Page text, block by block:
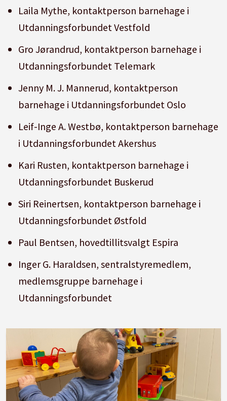
Laila Mythe, kontaktperson barnehage i
Utdanningsforbundet Vestfold
Gro Jørandrud, kontaktperson barnehage i
Utdanningsforbundet Telemark
Jenny M. J. Mannerud, kontaktperson
barnehage i Utdanningsforbundet Oslo
Leif-Inge A. Westbø, kontaktperson barnehage
i Utdanningsforbundet Akershus
Kari Rusten, kontaktperson barnehage i
Utdanningsforbundet Buskerud
Siri Reinertsen, kontaktperson barnehage i
Utdanningsforbundet Østfold
Paul Bentsen, hovedtillitsvalgt Espira
Inger G. Haraldsen, sentralstyremedlem,
medlemsgruppe barnehage i
Utdanningsforbundet